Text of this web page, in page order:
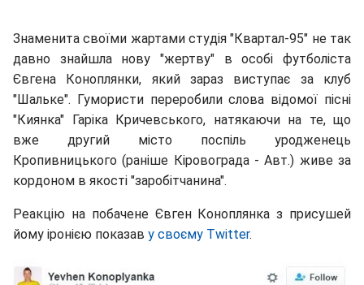
Знаменита своїми жартами студія "Квартал-95" не так
давно знайшла нову "жертву" в особі футболіста
Євгена Коноплянки, який зараз виступає за клуб
"Шальке". Гумористи переробили слова відомої пісні
"Киянка" Гаріка Кричевського, натякаючи на те, що
вже другий місто поспіль уродженець
Кропивницького (раніше Кіровограда - Авт.) живе за
кордоном в якості "заробітчанина".
Реакцію на побачене Євген Коноплянка з присушей
йому іронією показав у своєму Twitter.